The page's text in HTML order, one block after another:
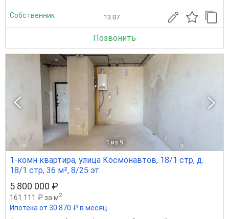
Собственник 13.07
Позвонить
1 из 9
1-комн квартира, улица Космонавтов, 18/1 стр, д.
18/1 стр, 36 м², 8/25 эт.
5 800 000 ₽
161 111 ₽ за м2
Ипотека от 30 870 ₽ в месяц